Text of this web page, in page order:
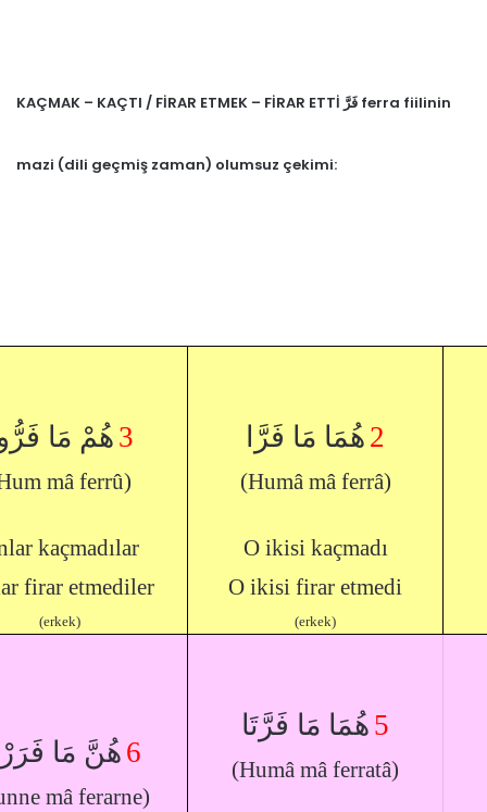
KAÇMAK – KAÇTI / FİRAR ETMEK – FİRAR ETTİ فَرَّ ferra fiilinin
mazi (dili geçmiş zaman) olumsuz çekimi:
هُمْ مَا 3
mâ ferrû)
kaçmadılar
firar etmediler
(erkek)
هُمَا مَا فَرَّا 2
(Humâ mâ ferrâ)
O ikisi kaçmadı
O ikisi firar etmedi
(erkek)
هُنَّ مَا 6
mâ ferarne)
هُمَا مَا فَرَّتَا 5
(Humâ mâ ferratâ)